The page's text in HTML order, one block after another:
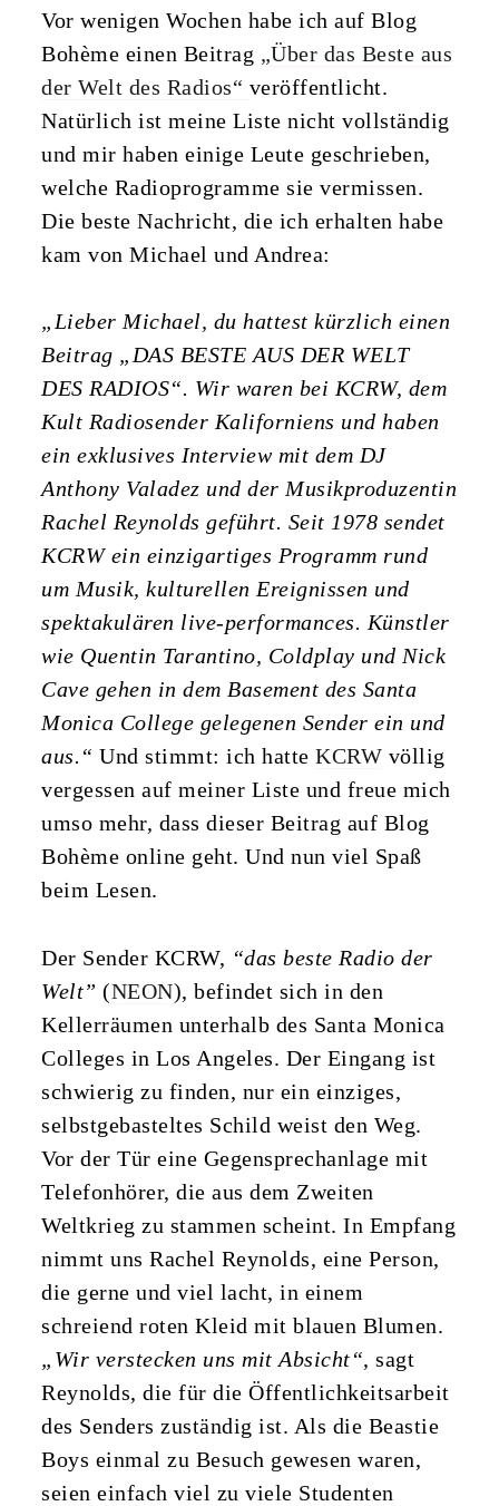
Vor wenigen Wochen habe ich auf Blog
Bohème einen Beitrag „Über das Beste aus
der Welt des Radios“ veröffentlicht.
Natürlich ist meine Liste nicht vollständig
und mir haben einige Leute geschrieben,
welche Radioprogramme sie vermissen.
Die beste Nachricht, die ich erhalten habe
kam von Michael und Andrea:
„Lieber Michael, du hattest kürzlich einen
Beitrag „DAS BESTE AUS DER WELT
DES RADIOS“. Wir waren bei KCRW, dem
Kult Radiosender Kaliforniens und haben
ein exklusives Interview mit dem DJ
Anthony Valadez und der Musikproduzentin
Rachel Reynolds geführt. Seit 1978 sendet
KCRW ein einzigartiges Programm rund
um Musik, kulturellen Ereignissen und
spektakulären live-performances. Künstler
wie Quentin Tarantino, Coldplay und Nick
Cave gehen in dem Basement des Santa
Monica College gelegenen Sender ein und
aus.“Und stimmt: ich hatteKCRW völlig
vergessen auf meiner Liste und freue mich
umso mehr, dass dieser Beitrag auf Blog
Bohème online geht. Und nun viel Spaß
beim Lesen.
Der Sender KCRW, “das beste Radio der
Welt” (NEON), befindet sich in den
Kellerräumen unterhalb des Santa Monica
Colleges in Los Angeles. Der Eingang ist
schwierig zu finden, nur ein einziges,
selbstgebasteltes Schild weist den Weg.
Vor der Tür eine Gegensprechanlage mit
Telefonhörer, die aus dem Zweiten
Weltkrieg zu stammen scheint. In Empfang
nimmt uns Rachel Reynolds, eine Person,
die gerne und viel lacht, in einem
schreiend roten Kleid mit blauen Blumen.
„Wir verstecken uns mit Absicht“, sagt
Reynolds, die für die Öffentlichkeitsarbeit
des Senders zuständig ist. Als die Beastie
Boys einmal zu Besuch gewesen waren,
seien einfach viel zu viele Studenten